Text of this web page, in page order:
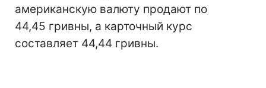
американскую валюту продают по
44,45 гривны, а карточный курс
составляет 44,44 гривны.